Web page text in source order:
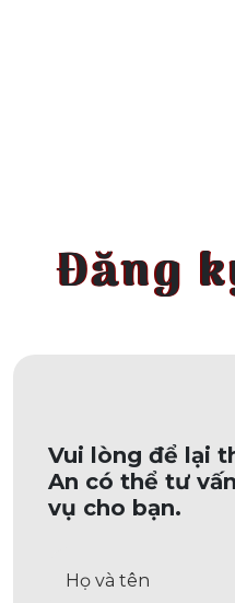
Đăng
Vui lòng để lại
An có thể tư
vụ cho bạn.